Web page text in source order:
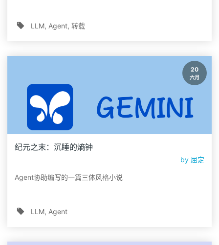
LLM Agent 转载
20
六月
纪元之末：沉睡的熵钟
by 屈定
Agent协助编写的一篇三体风格小说
LLM Agent